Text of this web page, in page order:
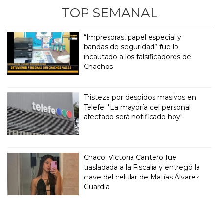
TOP SEMANAL
“Impresoras, papel especial y
bandas de seguridad” fue lo
incautado a los falsificadores de
Chachos
Tristeza por despidos masivos en
Telefe: "La mayoría del personal
afectado será notificado hoy"
Chaco: Victoria Cantero fue
trasladada a la Fiscalía y entregó la
clave del celular de Matías Álvarez
Guardia